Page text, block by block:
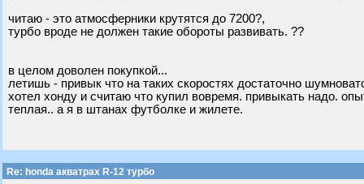
читаю - это атмосферники крутятся до 7200?,
турбо вроде не должен такие обороты развивать. ??
в целом доволен покупкой...
летишь - привык что на таких скоростях достаточно
хотел хонду и считаю что купил вовремя. привыкать надо.
теплая.. а я в штанах футболке и жилете.
Re: honda акватрах R-12 турбо